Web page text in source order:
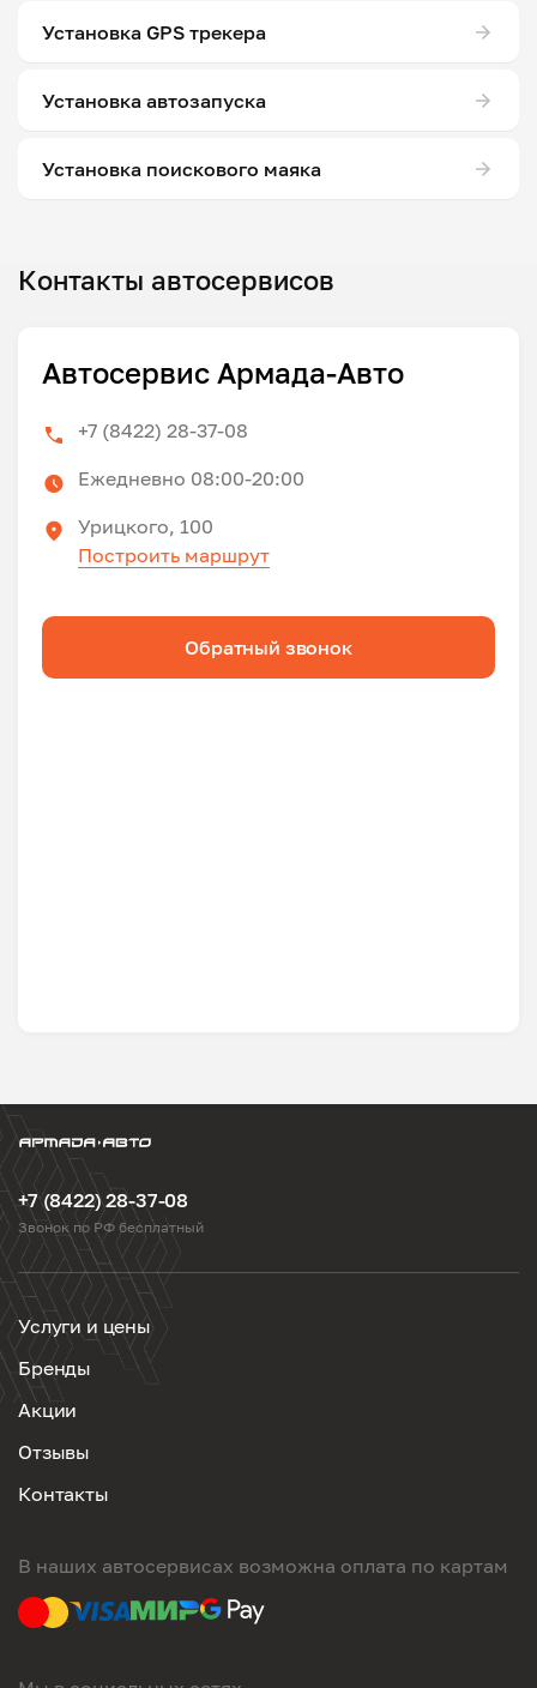
Установка GPS трекера
Установка автозапуска
Установка поискового маяка
Контакты автосервисов
Автосервис Армада-Авто
+7 (8422) 28-37-08
Ежедневно 08:00-20:00
Урицкого, 100
Построить маршрут
Обратный звонок
+7 (8422) 28-37-08
Звонок по РФ бесплатный
Услуги и цены
Бренды
Акции
Отзывы
Контакты
В наших автосервисах возможна оплата по картам